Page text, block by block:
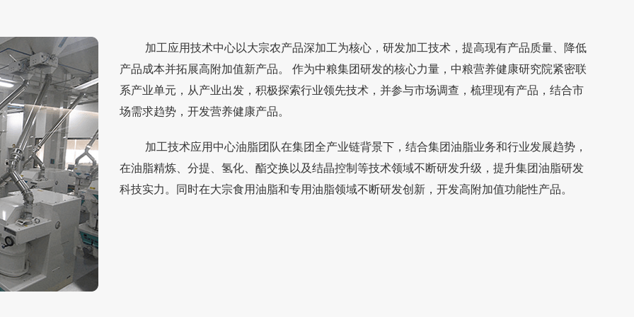
加工应用技术中心以大宗农产品深加工为核心，研发加工技术，提高现有产品质量、降低
产品成本并拓展高附加值新产品。 作为中粮集团研发的核心力量，中粮营养健康研究院紧密联
系产业单元，从产业出发，积极探索行业领先技术，并参与市场调查，梳理现有产品，结合市
场需求趋势，开发营养健康产品。
加工技术应用中心油脂团队在集团全产业链背景下，结合集团油脂业务和行业发展趋势，
在油脂精炼、分提、氢化、酯交换以及结晶控制等技术领域不断研发升级，提升集团油脂研发
科技实力。同时在大宗食用油脂和专用油脂领域不断研发创新，开发高附加值功能性产品。